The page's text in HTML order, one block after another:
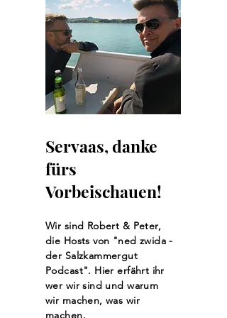
Servaas, danke
fürs
Vorbeischauen!
Wir sind Robert & Peter,
die Hosts von "ned zwida -
der Salzkammergut
Podcast". Hier erfährt ihr
wer wir sind und warum
wir machen, was wir
machen.